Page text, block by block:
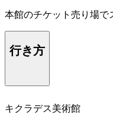
本館のチケット売り場で
行き方
キクラデス美術館